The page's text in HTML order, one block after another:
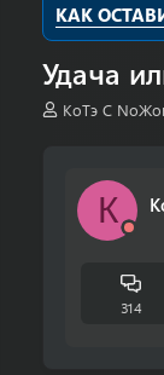
КАК
Удача
А
КоТэ С
К
314